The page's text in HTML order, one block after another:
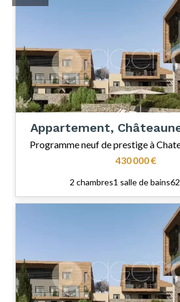
Appartement,
Programme neuf de prestige à
430 000 €
2 chambres1 salle de bains